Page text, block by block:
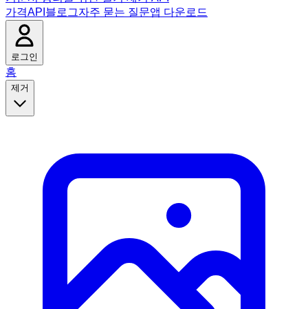
가격API 블로그자주 묻는 질문앱 다운로드
로그인
홈
제거